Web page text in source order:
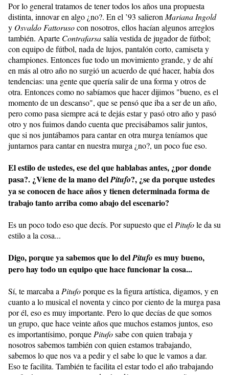
Por lo general tratamos de tener todos los años una propuesta
distinta, innovar en algo ¿no?. En el ’93 salieronMariana Ingold
y Osvaldo Fattorusocon nosotros, ellos hacían algunos arreglos
también. Aparte Contrafarsasalía vestida de jugador de fútbol;
con equipo de fútbol, nada de lujos, pantalón corto, camiseta y
championes. Entonces fue todo un movimiento grande, y de ahí
en más al otro año no surgió un acuerdo de qué hacer, había dos
tendencias: una gente que quería salir de una forma y otros de
otra. Entonces como no sabíamos que hacer dijimos "bueno, es el
momento de un descanso", que se pensó que iba a ser de un año,
pero como pasa siempre acá te dejás estar y pasó otro año y pasó
otro y nos fuimos dando cuenta que precisábamos salir juntos,
que si nos juntábamos para cantar en otra murga teníamos que
juntarnos para cantar en nuestra murga ¿no?, un poco fue eso.
El estilo de ustedes, ese del que hablabas antes, ¿por donde
pasa?. ¿Viene de la mano delPitufo?, ¿se da porque ustedes
ya se conocen de hace años y tienen determinada forma de
trabajo tanto arriba como abajo del escenario?
Es un poco todo eso que decís. Por supuesto que elPitufole da su
estilo a la cosa...
Digo, porque ya sabemos que lo delPitufo es muy bueno,
pero hay todo un equipo que hace funcionar la cosa...
Sí, te marcaba aPitufoporque es la figura artística, digamos, y en
cuanto a lo musical el noventa y cinco por ciento de la murga pasa
por él, eso es muy importante. Pero lo que decías de que somos
un grupo, que hace veinte años que muchos estamos juntos, eso
es importantísimo, porquePitufosabe con quien trabaja y
nosotros sabemos también con quien estamos trabajando,
sabemos lo que nos va a pedir y el sabe lo que le vamos a dar.
Eso te facilita. También te facilita el estar todo el año trabajando